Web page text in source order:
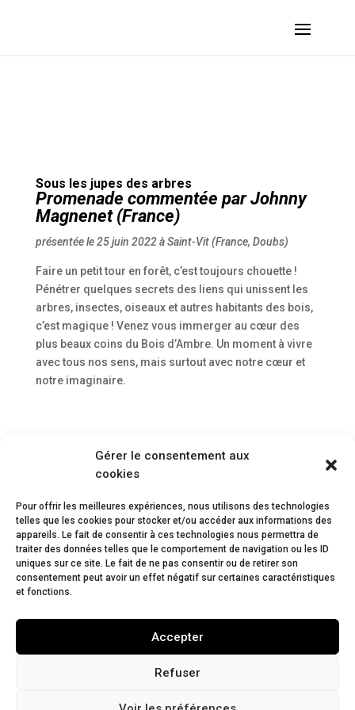
Gérer le consentement aux
cookies
Pour offrir les meilleures expériences, nous utilisons des technologies
telles que les cookies pour stocker et/ou accéder aux informations des
appareils. Le fait de consentir à ces technologies nous permettra de
traiter des données telles que le comportement de navigation ou les ID
uniques sur ce site. Le fait de ne pas consentir ou de retirer son
consentement peut avoir un effet négatif sur certaines caractéristiques
et fonctions.
Accepter
Refuser
Sous les jupes des arbres
Promenade commentée par Johnny
Magnenet (France)
présentée le 25 juin 2022 à Saint-Vit (France, Doubs)
Faire un petit tour en forêt, c’est toujours chouette !
Pénétrer quelques secrets des liens qui unissent les
arbres, insectes, oiseaux et autres habitants des bois,
c’est magique ! Venez vous immerger au cœur des
plus beaux coins du Bois d’Ambre. Un moment à vivre
avec tous nos sens, mais surtout avec notre cœur et
notre imaginaire.